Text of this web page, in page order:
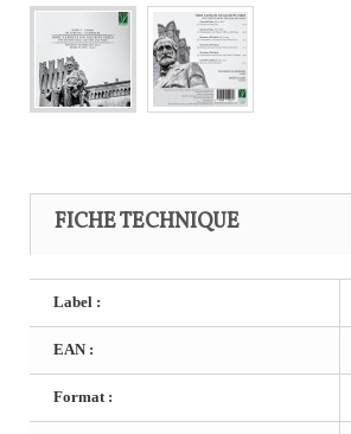
FICHE TECHNIQUE
Label :
EAN :
Format :